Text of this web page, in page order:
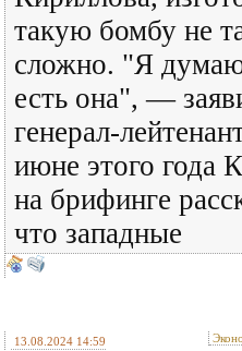
такую бомбу не
сложно. "Я
есть она", —
генерал-
июне этого года
на брифинге
что западные
13.08.2024 14:59